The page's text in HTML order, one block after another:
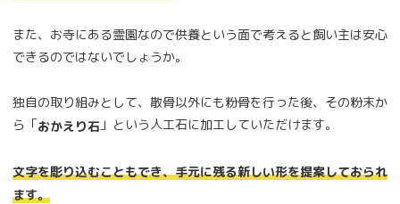
また、お寺にある霊園なので供養という面で考えると飼い主は安心
できるのではないでしょうか。
独自の取り組みとして、散骨以外にも粉骨を行った後、その粉末か
ら「おかえり石 」という人工石に加工していただけます。
文字を彫り込むこともでき、手元に残る新しい形を提案しておられ
ます。